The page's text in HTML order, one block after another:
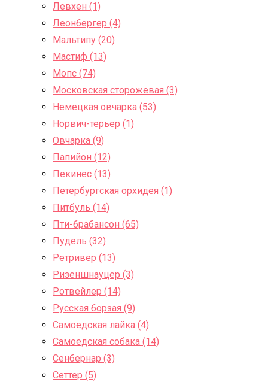
Левхен (1)
Леонбергер (4)
Мальтипу (20)
Мастиф (13)
Мопс (74)
Московская сторожевая (3)
Немецкая овчарка (53)
Норвич-терьер (1)
Овчарка (9)
Папийон (12)
Пекинес (13)
Петербургская орхидея (1)
Питбуль (14)
Пти-брабансон (65)
Пудель (32)
Ретривер (13)
Ризеншнауцер (3)
Ротвейлер (14)
Русская борзая (9)
Самоедская лайка (4)
Самоедская собака (14)
Сенбернар (3)
Сеттер (5)